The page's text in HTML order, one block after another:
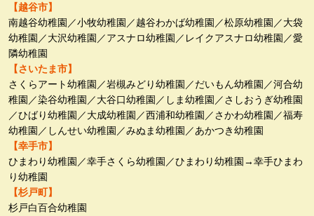
【越谷市】
南越谷幼稚園／小牧幼稚園／越谷わかば幼稚園／松原幼稚園／大袋
幼稚園／大沢幼稚園／アスナロ幼稚園／レイクアスナロ幼稚園／愛
隣幼稚園
【さいたま市】
さくらアート幼稚園／岩槻みどり幼稚園／だいもん幼稚園／河合幼
稚園／染谷幼稚園／大谷口幼稚園／しま幼稚園／さしおうぎ幼稚園
／ひばり幼稚園／大成幼稚園／西浦和幼稚園／さかわ幼稚園／福寿
幼稚園／しんせい幼稚園／みぬま幼稚園／あかつき幼稚園
【幸手市】
ひまわり幼稚園／幸手さくら幼稚園／ひまわり幼稚園→幸手ひまわ
り幼稚園
【杉戸町】
杉戸白百合幼稚園